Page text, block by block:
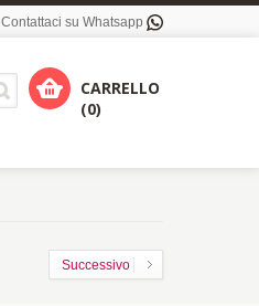
Contattaci su Whatsapp
CARRELLO
(0)
Successivo